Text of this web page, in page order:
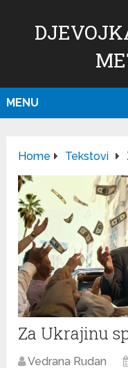
MENU
Home Tekstovi
Za Ukrajinu
Vedrana Rudan